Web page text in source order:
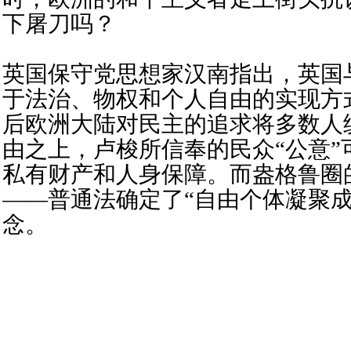
下屠刀吗？
英国保守党思想家汉南指出，英
于法治、物权和个人自由的实现
后欧洲大陆对民主的追求将多数
由之上，卢梭所信奉的民众“公意
私有财产和人身保障。而盎格鲁
——普通法确定了“自由个体凝聚
念。